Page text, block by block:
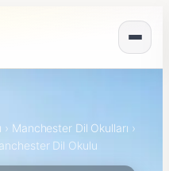
› Manchester Dil Okulları ›
Dil Okulu